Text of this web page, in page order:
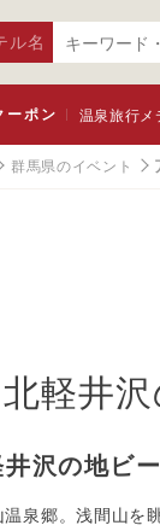
ル名
ーポン 温泉旅行メ
群馬県のイベント
軽井沢
沢の地ビ
泉郷。浅間山を